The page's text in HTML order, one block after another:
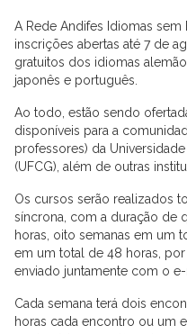
A Rede Andifes Idiomas sem
inscrições abertas até 7 de
gratuitos dos idiomas
japonês e português.
Ao todo, estão sendo
disponíveis para a
professores) da
(UFCG), além de outras
Os cursos serão realizados
síncrona, com a duração de
horas, oito semanas em um
em um total de 48 horas,
enviado juntamente com o
Cada semana terá dois
horas cada encontro ou um